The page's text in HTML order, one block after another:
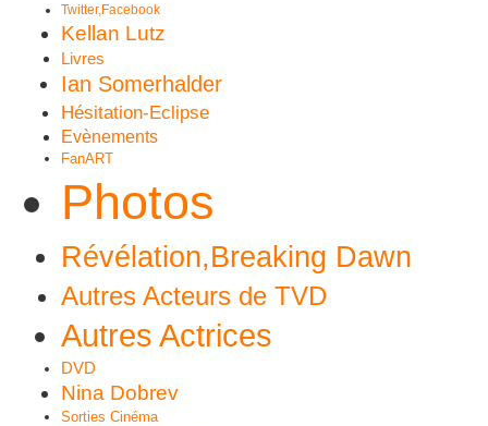
Twitter,Facebook
Kellan Lutz
Livres
Ian Somerhalder
Hésitation-Eclipse
Evènements
FanART
Photos
Révélation,Breaking Dawn
Autres Acteurs de TVD
Autres Actrices
DVD
Nina Dobrev
Sorties Cinéma